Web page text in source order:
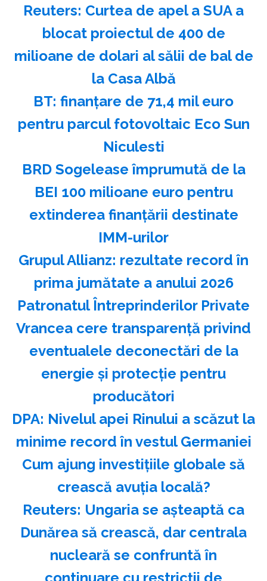
Reuters: Curtea de apel a SUA a
blocat proiectul de 400 de
milioane de dolari al sălii de bal de
la Casa Albă
BT: finanţare de 71,4 mil euro
pentru parcul fotovoltaic Eco Sun
Niculesti
BRD Sogelease împrumută de la
BEI 100 milioane euro pentru
extinderea finanţării destinate
IMM-urilor
Grupul Allianz: rezultate record în
prima jumătate a anului 2026
Patronatul Întreprinderilor Private
Vrancea cere transparenţă privind
eventualele deconectări de la
energie şi protecţie pentru
producători
DPA: Nivelul apei Rinului a scăzut la
minime record în vestul Germaniei
Cum ajung investițiile globale să
crească avuția locală?
Reuters: Ungaria se aşteaptă ca
Dunărea să crească, dar centrala
nucleară se confruntă în